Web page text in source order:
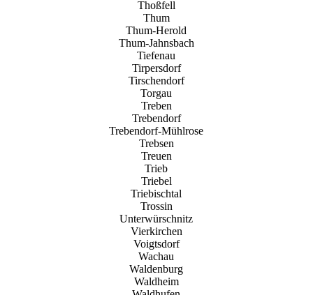
Thoßfell
Thum
Thum-Herold
Thum-Jahnsbach
Tiefenau
Tirpersdorf
Tirschendorf
Torgau
Treben
Trebendorf
Trebendorf-Mühlrose
Trebsen
Treuen
Trieb
Triebel
Triebischtal
Trossin
Unterwürschnitz
Vierkirchen
Voigtsdorf
Wachau
Waldenburg
Waldheim